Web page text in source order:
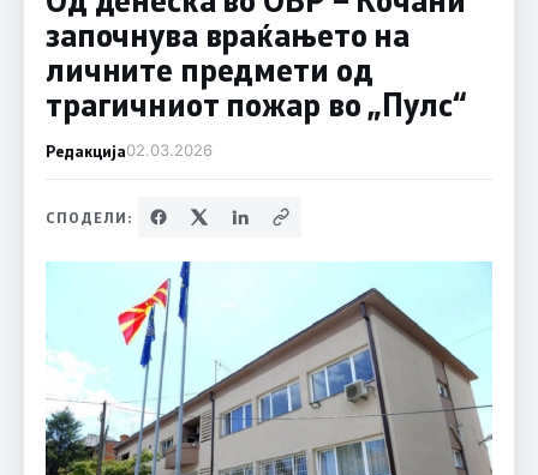
започнува враќањето на
личните предмети од
трагичниот пожар во „Пулс“
Редакција02.03.2026
СПОДЕЛИ: